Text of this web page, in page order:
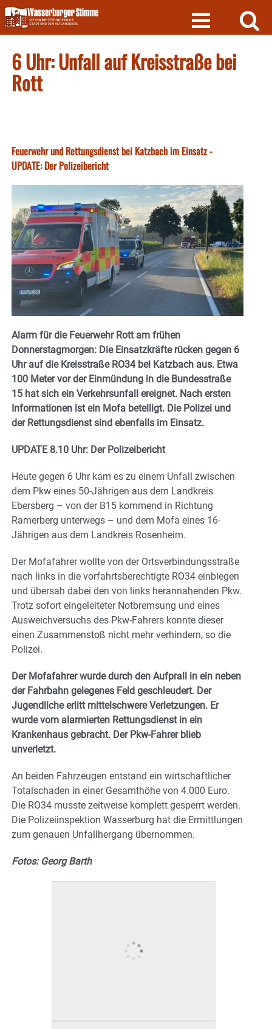
Skip
to
content
6 Uhr: Unfall auf Kreisstraße bei
Rott
Feuerwehr und Rettungsdienst bei Katzbach im Einsatz -
UPDATE: Der Polizeibericht
Alarm für die Feuerwehr Rott am frühen
Donnerstagmorgen: Die Einsatzkräfte rücken gegen 6
Uhr auf die Kreisstraße RO34 bei Katzbach aus. Etwa
100 Meter vor der Einmündung in die Bundesstraße
15 hat sich ein Verkehrsunfall ereignet. Nach ersten
Informationen ist ein Mofa beteiligt. Die Polizei und
der Rettungsdienst sind ebenfalls im Einsatz.
UPDATE 8.10 Uhr: Der Polizeibericht
Heute gegen 6 Uhr kam es zu einem Unfall zwischen
dem Pkw eines 50-Jährigen aus dem Landkreis
Ebersberg – von der B15 kommend in Richtung
Ramerberg unterwegs – und dem Mofa eines 16-
Jährigen aus dem Landkreis Rosenheim.
Der Mofafahrer wollte von der Ortsverbindungsstraße
nach links in die vorfahrtsberechtigte RO34 einbiegen
und übersah dabei den von links herannahenden Pkw.
Trotz sofort eingeleiteter Notbremsung und eines
Ausweichversuchs des Pkw-Fahrers konnte dieser
einen Zusammenstoß nicht mehr verhindern, so die
Polizei.
Der Mofafahrer wurde durch den Aufprall in ein neben
der Fahrbahn gelegenes Feld geschleudert. Der
Jugendliche erlitt mittelschwere Verletzungen. Er
wurde vom alarmierten Rettungsdienst in ein
Krankenhaus gebracht. Der Pkw-Fahrer blieb
unverletzt.
An beiden Fahrzeugen entstand ein wirtschaftlicher
Totalschaden in einer Gesamthöhe von 4.000 Euro.
Die RO34 musste zeitweise komplett gesperrt werden.
Die Polizeiinspektion Wasserburg hat die Ermittlungen
zum genauen Unfallhergang übernommen.
Fotos: Georg Barth